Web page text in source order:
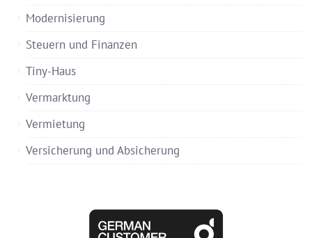
Modernisierung
Steuern und Finanzen
Tiny-Haus
Vermarktung
Vermietung
Versicherung und Absicherung